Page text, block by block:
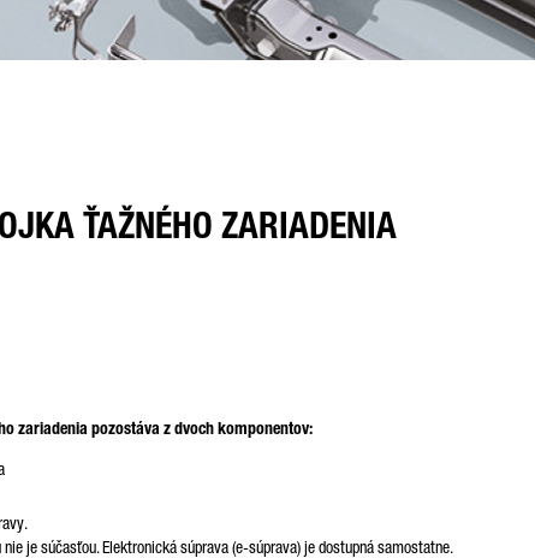
ŤAŽNÉHO ZARIADENIA
zariadenia pozostáva z dvoch komponentov:
je súčasťou. Elektronická súprava (e-súprava) je dostupná samostatne.